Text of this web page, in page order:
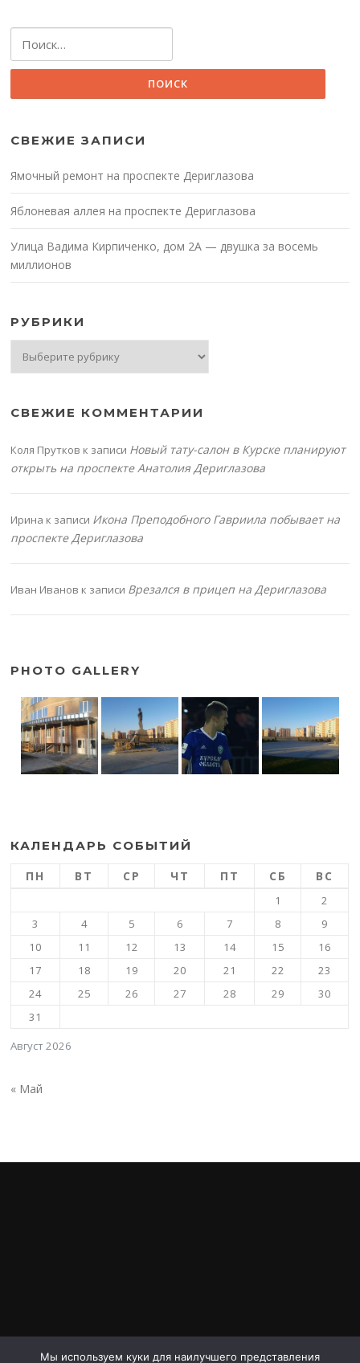
СВЕЖИЕ ЗАПИСИ
Ямочный ремонт на проспекте Дериглазова
Яблоневая аллея на проспекте Дериглазова
Улица Вадима Кирпиченко, дом 2А — двушка за восемь
миллионов
РУБРИКИ
СВЕЖИЕ КОММЕНТАРИИ
Коля Прутков к записи Новый тату-салон в Курске планируют
открыть на проспекте Анатолия Дериглазова
Ирина к записи Икона Преподобного Гавриила побывает на
проспекте Дериглазова
Иван Иванов к записи Врезался в прицеп на Дериглазова
PHOTO GALLERY
КАЛЕНДАРЬ СОБЫТИЙ
Август 2026
ПН ВТ СР ЧТ ПТ СБ ВС
1
2
3
4 5 6 7 8
9
10
11 12 13 14 15
16
17
18 19 20 21 22
23
24
25 26 27 28 29
30
31
« Май
Мы используем куки для наилучшего представления